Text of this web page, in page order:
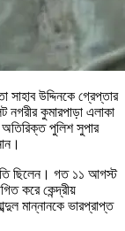
সাহাব উদ্দিনকে গ্রেপ্তার
নগরীর কুমারপাড়া এলাকা
পুলিশ সুপার
ছিলেন। গত ১১ আগস্ট
করে কেন্দ্রীয়
মান্নানকে ভারপ্রাপ্ত